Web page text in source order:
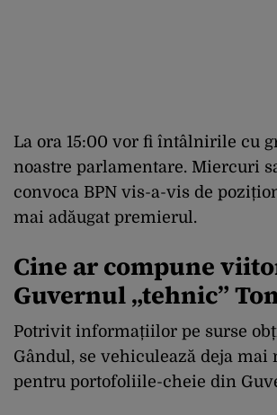
La ora 15:00 vor fi întâlnirile cu
noastre parlamentare. Miercuri
convoca BPN vis-a-vis de
mai adăugat premierul.
Cine ar compune
Guvernul „tehnic”
Potrivit informațiilor pe surse
Gândul, se vehiculează deja mai
pentru portofoliile-cheie din